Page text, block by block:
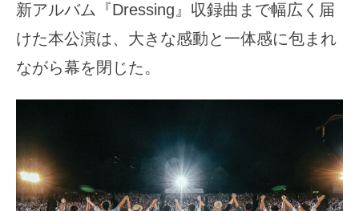
新アルバム『Dressing』収録曲まで幅広く届
けた本公演は、大きな感動と一体感に包まれ
ながら幕を閉じた。